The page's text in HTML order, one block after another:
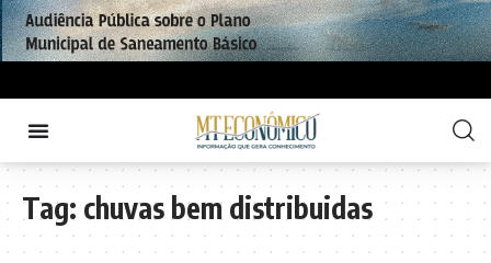
Tag: chuvas bem distribuidas